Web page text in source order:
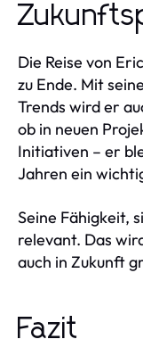
Die Reise von
zu Ende. Mit
Trends wird er
ob in neuen
Initiativen – er
Jahren ein
Seine Fähigkeit,
relevant. Das
auch in Zukunft
Fazit